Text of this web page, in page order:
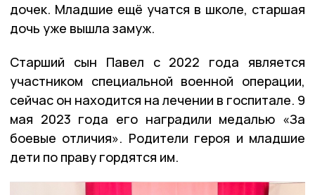
дочек. Младшие ещё учатся в школе, старшая
дочь уже вышла замуж.
Старший сын Павел с 2022 года является
участником специальной военной операции,
сейчас он находится на лечении в госпитале. 9
мая 2023 года его наградили медалью «За
боевые отличия». Родители героя и младшие
дети по праву гордятся им.